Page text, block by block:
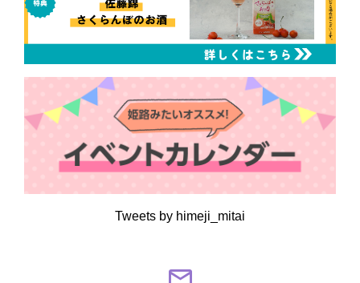
Tweets by himeji_mitai